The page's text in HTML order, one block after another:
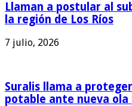
Llaman a postular al
la región de Los Ríos
7 julio, 2026
Suralis llama a
potable ante nueva ola